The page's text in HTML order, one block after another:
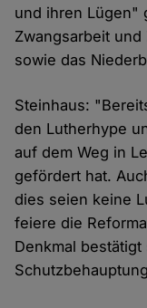
und ihren Lügen"
Zwangsarbeit
sowie das
Steinhaus:
den Lutherhype
auf dem Weg in
gefördert hat.
dies seien keine
feiere die
Denkmal